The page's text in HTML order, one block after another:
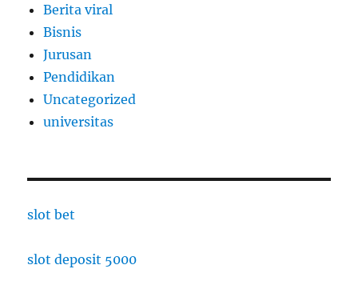
Berita viral
Bisnis
Jurusan
Pendidikan
Uncategorized
universitas
slot bet
slot deposit 5000